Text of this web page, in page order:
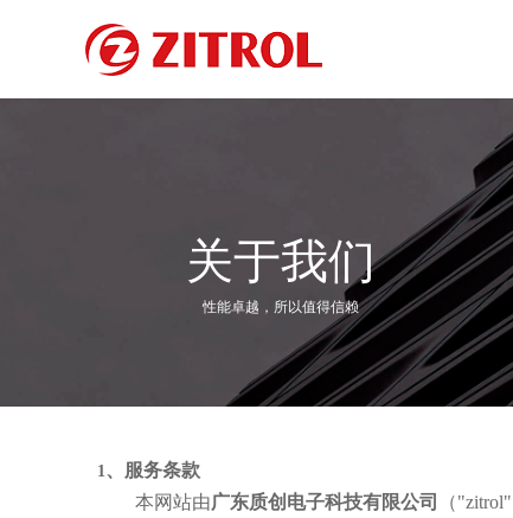
关于我们
性能卓越，所以值得信赖
1、服务条款
本网站由广东质创电子科技有限公司 （"zitrol"